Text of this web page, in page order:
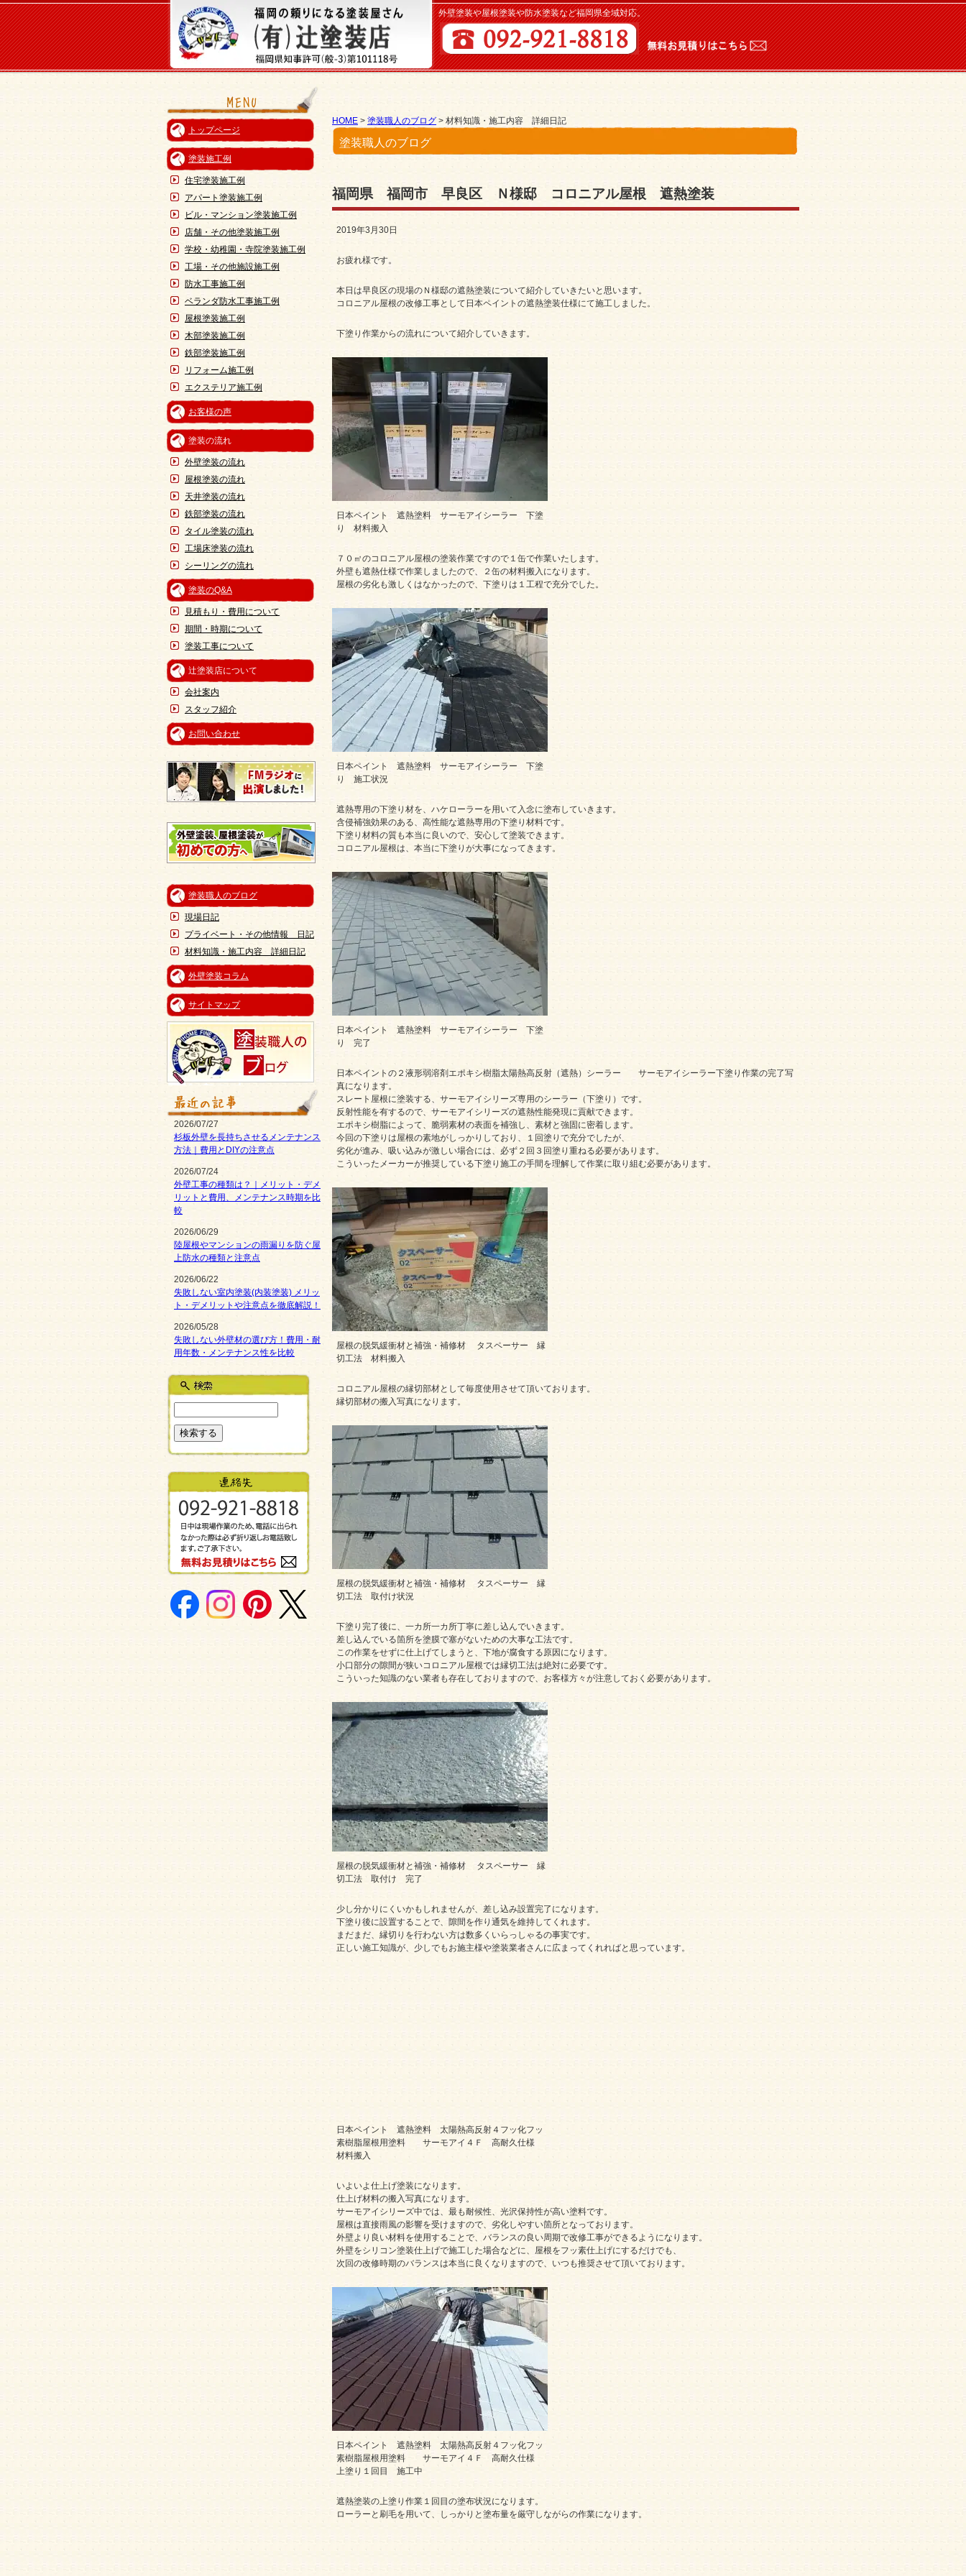
外壁塗装や屋根塗装や防水塗装など福岡県全域対応。
トップページ
塗装施工例
住宅塗装施工例
アパート塗装施工例
ビル・マンション塗装施工例
店舗・その他塗装施工例
学校・幼稚園・寺院塗装施工例
工場・その他施設施工例
防水工事施工例
ベランダ防水工事施工例
屋根塗装施工例
木部塗装施工例
鉄部塗装施工例
リフォーム施工例
エクステリア施工例
お客様の声
塗装の流れ
外壁塗装の流れ
屋根塗装の流れ
天井塗装の流れ
鉄部塗装の流れ
タイル塗装の流れ
工場床塗装の流れ
シーリングの流れ
塗装のQ&A
見積もり・費用について
期間・時期について
塗装工事について
辻塗装店について
会社案内
スタッフ紹介
お問い合わせ
塗装職人のブログ
現場日記
プライベート・その他情報 日記
材料知識・施工内容 詳細日記
外壁塗装コラム
サイトマップ
2026/07/27
杉板外壁を長持ちさせるメンテナンス
方法｜費用とDIYの注意点
2026/07/24
外壁工事の種類は？｜メリット・デメ
リットと費用、メンテナンス時期を比
較
2026/06/29
陸屋根やマンションの雨漏りを防ぐ屋
上防水の種類と注意点
2026/06/22
失敗しない室内塗装(内装塗装) メリッ
ト・デメリットや注意点を徹底解説！
2026/05/28
失敗しない外壁材の選び方！費用・耐
用年数・メンテナンス性を比較
HOME > 塗装職人のブログ > 材料知識・施工内容 詳細日記
塗装職人のブログ
福岡県 福岡市 早良区 Ｎ様邸 コロニアル屋根 遮熱塗装
2019年3月30日
お疲れ様です。
本日は早良区の現場のＮ様邸の遮熱塗装について紹介していきたいと思います。
コロニアル屋根の改修工事として日本ペイントの遮熱塗装仕様にて施工しました。
下塗り作業からの流れについて紹介していきます。
日本ペイント 遮熱塗料 サーモアイシーラー 下塗
り 材料搬入
７０㎡のコロニアル屋根の塗装作業ですので１缶で作業いたします。
外壁も遮熱仕様で作業しましたので、２缶の材料搬入になります。
屋根の劣化も激しくはなかったので、下塗りは１工程で充分でした。
日本ペイント 遮熱塗料 サーモアイシーラー 下塗
り 施工状況
遮熱専用の下塗り材を、ハケローラーを用いて入念に塗布していきます。
含侵補強効果のある、高性能な遮熱専用の下塗り材料です。
下塗り材料の質も本当に良いので、安心して塗装できます。
コロニアル屋根は、本当に下塗りが大事になってきます。
日本ペイント 遮熱塗料 サーモアイシーラー 下塗
り 完了
日本ペイントの２液形弱溶剤エポキシ樹脂太陽熱高反射（遮熱）シーラー サーモアイシーラー下塗り作業の完了写
真になります。
スレート屋根に塗装する、サーモアイシリーズ専用のシーラー（下塗り）です。
反射性能を有するので、サーモアイシリーズの遮熱性能発現に貢献できます。
エポキシ樹脂によって、脆弱素材の表面を補強し、素材と強固に密着します。
今回の下塗りは屋根の素地がしっかりしており、１回塗りで充分でしたが、
劣化が進み、吸い込みが激しい場合には、必ず２回３回塗り重ねる必要があります。
こういったメーカーが推奨している下塗り施工の手間を理解して作業に取り組む必要があります。
屋根の脱気緩衝材と補強・補修材 タスペーサー 縁
切工法 材料搬入
コロニアル屋根の縁切部材として毎度使用させて頂いております。
縁切部材の搬入写真になります。
屋根の脱気緩衝材と補強・補修材 タスペーサー 縁
切工法 取付け状況
下塗り完了後に、一カ所一カ所丁寧に差し込んでいきます。
差し込んでいる箇所を塗膜で塞がないための大事な工法です。
この作業をせずに仕上げてしまうと、下地が腐食する原因になります。
小口部分の隙間が狭いコロニアル屋根では縁切工法は絶対に必要です。
こういった知識のない業者も存在しておりますので、お客様方々が注意しておく必要があります。
屋根の脱気緩衝材と補強・補修材 タスペーサー 縁
切工法 取付け 完了
少し分かりにくいかもしれませんが、差し込み設置完了になります。
下塗り後に設置することで、隙間を作り通気を維持してくれます。
まだまだ、縁切りを行わない方は数多くいらっしゃるの事実です。
正しい施工知識が、少しでもお施主様や塗装業者さんに広まってくれればと思っています。
日本ペイント 遮熱塗料 太陽熱高反射４フッ化フッ
素樹脂屋根用塗料 サーモアイ４Ｆ 高耐久仕様
材料搬入
いよいよ仕上げ塗装になります。
仕上げ材料の搬入写真になります。
サーモアイシリーズ中では、最も耐候性、光沢保持性が高い塗料です。
屋根は直接雨風の影響を受けますので、劣化しやすい箇所となっております。
外壁より良い材料を使用することで、バランスの良い周期で改修工事ができるようになります。
外壁をシリコン塗装仕上げで施工した場合などに、屋根をフッ素仕上げにするだけでも、
次回の改修時期のバランスは本当に良くなりますので、いつも推奨させて頂いております。
日本ペイント 遮熱塗料 太陽熱高反射４フッ化フッ
素樹脂屋根用塗料 サーモアイ４Ｆ 高耐久仕様
上塗り１回目 施工中
遮熱塗装の上塗り作業１回目の塗布状況になります。
ローラーと刷毛を用いて、しっかりと塗布量を厳守しながらの作業になります。